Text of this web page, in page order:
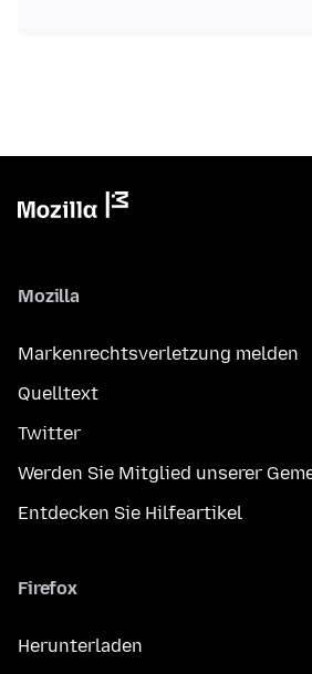
Mozilla
Markenrechtsverletzung melden
Quelltext
Twitter
Werden Sie Mitglied unserer
Entdecken Sie Hilfeartikel
Firefox
Herunterladen